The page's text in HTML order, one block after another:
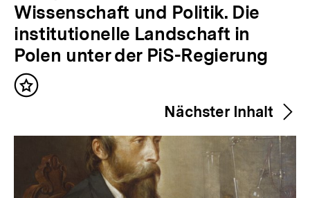
o
r
h
e
r
g
Wissenschaft und Politik. Die
institutionelle Landschaft in
Polen unter der PiS-Regierung
Inhalt
Nächster Inhalt